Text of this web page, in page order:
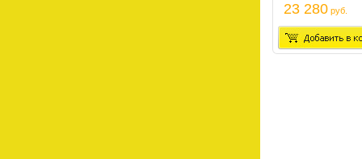
23 280 руб.